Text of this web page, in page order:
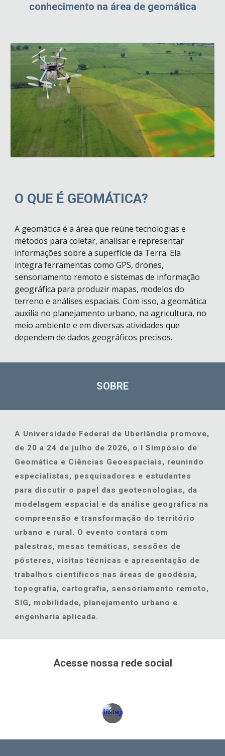
conhecimento na área de geomática
O QUE É GEOMÁTICA?
A geomática é a área que reúne tecnologias e
métodos para coletar, analisar e representar
informações sobre a superfície da Terra. Ela
integra ferramentas como GPS, drones,
sensoriamento remoto e sistemas de informação
geográfica para produzir mapas, modelos do
terreno e análises espaciais. Com isso, a geomática
auxilia no planejamento urbano, na agricultura, no
meio ambiente e em diversas atividades que
dependem de dados geográficos precisos.
SOBRE
A Universidade Federal de Uberlândia promove,
de 20 a 24 de julho de 2026, o I Simpósio de
Geomática e Ciências Geoespaciais, reunindo
especialistas, pesquisadores e estudantes
para discutir o papel das geotecnologias, da
modelagem espacial e da análise geográfica na
compreensão e transformação do território
urbano e rural. O evento contará com
palestras, mesas temáticas, sessões de
pôsteres, visitas técnicas e apresentação de
trabalhos científicos nas áreas de geodésia,
topografia, cartografia, sensoriamento remoto,
SIG, mobilidade, planejamento urbano e
engenharia aplicada.
Acesse nossa rede social